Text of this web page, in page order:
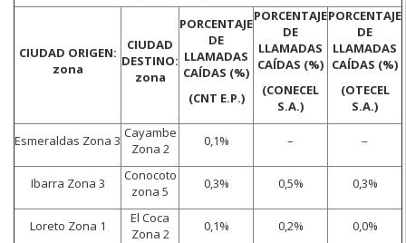
CIUDAD ORIGEN:
zona
CIUDAD
DESTINO:
zona
PORCENTAJE
DE
LLAMADAS
CAÍDAS (%)
(CNT E.P.)
PORCENTAJE
DE
LLAMADAS
CAÍDAS (%)
(CONECEL
S.A.)
PORCENTAJE
DE
LLAMADAS
CAÍDAS (%)
(OTECEL
S.A.)
Esmeraldas Zona 3 Cayambe
Zona 2
0,1% – –
Ibarra Zona 3
Conocoto
zona 5
0,3% 0,5% 0,3%
Loreto Zona 1
El Coca
Zona 2
0,1% 0,2% 0,0%